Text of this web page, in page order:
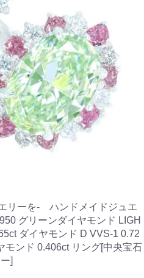
リーを- ハンドメイドジュエ
グリーンダイヤモンド LIGH
ダイヤモンド D VVS-1 0.72
ンド 0.406ct リング[中央宝石
]